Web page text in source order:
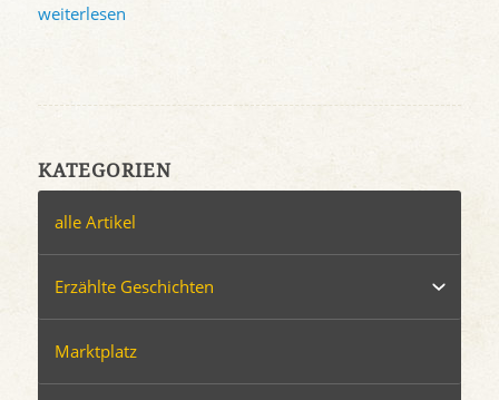
weiterlesen
KATEGORIEN
alle Artikel
Erzählte Geschichten
Marktplatz